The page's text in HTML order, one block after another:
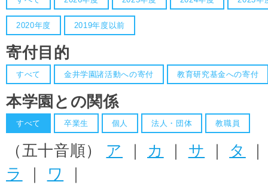
2020年度 2019年度以前
寄付目的
すべて 金井学園諸活動への寄付 教育研究基金への寄付
本学園との関係
すべて 卒業生 個人 法人・団体 教職員
（五十音順） ア ｜ カ ｜ サ ｜ タ
ラ
｜ ワ ｜